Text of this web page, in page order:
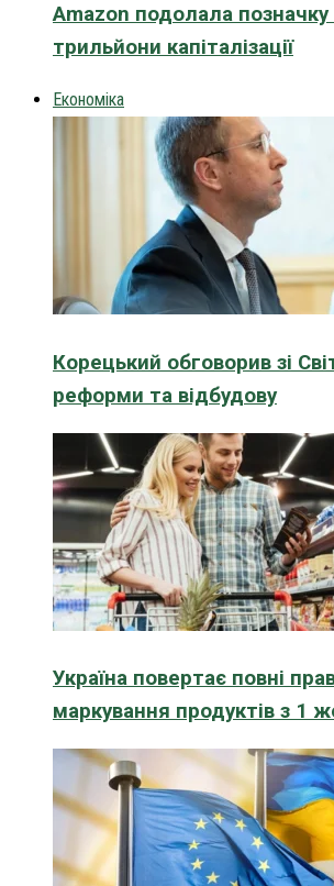
Amazon подолала позначку
трильйони капіталізації
Економіка
Корецький обговорив зі
реформи та відбудову
Україна повертає повні
маркування продуктів з 1